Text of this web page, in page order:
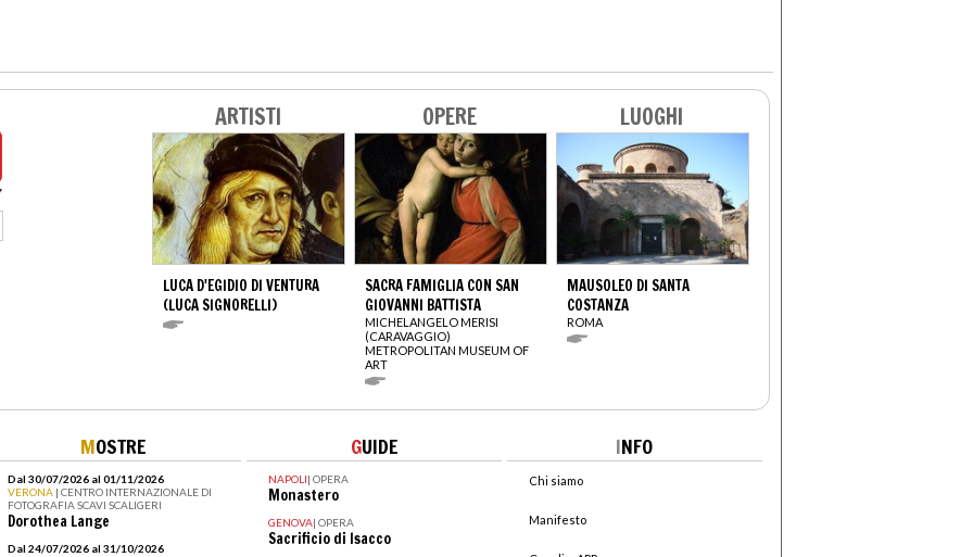
ARTISTI
LUCA D'EGIDIO DI VENTURA
(LUCA SIGNORELLI)
OPERE
SACRA FAMIGLIA CON SAN
GIOVANNI BATTISTA
MICHELANGELO MERISI
(CARAVAGGIO)
METROPOLITAN MUSEUM OF
ART
LUOGHI
MAUSOLEO DI SANTA
COSTANZA
ROMA
MOSTRE
Dal 30/07/2026 al 01/11/2026
VERONA | CENTRO INTERNAZIONALE DI
FOTOGRAFIA SCAVI SCALIGERI
Dorothea Lange
Dal 24/07/2026 al 31/10/2026
GUIDE
NAPOLI| OPERA
Monastero
GENOVA| OPERA
Sacrificio di Isacco
INFO
Chi siamo
Manifesto